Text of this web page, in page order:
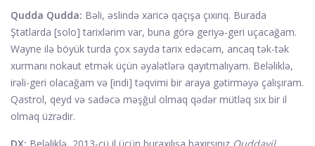
Qudda Qudda: Bəli, əslində xaricə qaçışa çıxırıq. Burada
Ştatlarda [solo] tarixlərim var, buna görə geriyə-geri uçacağam.
Wayne ilə böyük turda çox sayda tarix edəcəm, ancaq tək-tək
xurmanı nokaut etmək üçün əyalətlərə qayıtmalıyam. Beləliklə,
irəli-geri olacağam və [indi] təqvimi bir araya gətirməyə çalışıram.
Qastrol, qeyd və sadəcə məşğul olmaq qədər mütləq sıx bir il
olmaq üzrədir.